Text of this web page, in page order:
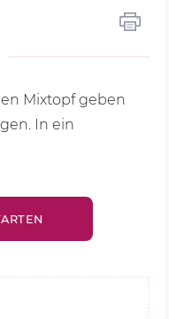
Mixtopf geben
In ein